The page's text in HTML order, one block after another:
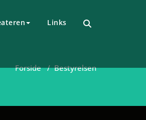
Links
Forside/Bestyrelsen